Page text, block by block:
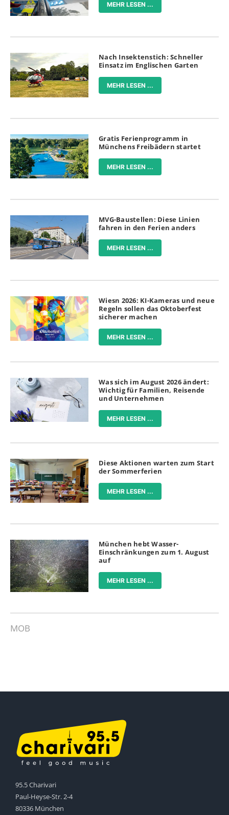
MEHR LESEN ...
Nach Insektenstich: Schneller
Einsatz im Englischen Garten
MEHR LESEN ...
Gratis Ferienprogramm in
Münchens Freibädern startet
MEHR LESEN ...
MVG-Baustellen: Diese Linien
fahren in den Ferien anders
MEHR LESEN ...
Wiesn 2026: KI-Kameras und neue
Regeln sollen das Oktoberfest
sicherer machen
MEHR LESEN ...
Was sich im August 2026 ändert:
Wichtig für Familien, Reisende
und Unternehmen
MEHR LESEN ...
Diese Aktionen warten zum Start
der Sommerferien
MEHR LESEN ...
München hebt Wasser-
Einschränkungen zum 1. August
auf
MEHR LESEN ...
MOB
95.5 Charivari
Paul-Heyse-Str. 2-4
80336 München